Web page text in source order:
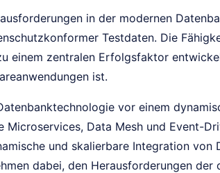
in der modernen
Testdaten. Die
einem zentralen Erfolgsfaktor
ist.
vor einem
Microservices, Data Mesh und Event-
und skalierbare Integration von
dabei, den Herausforderungen